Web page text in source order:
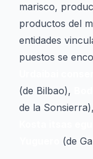
marisco,
productos del
entidades
puestos se
(de Bilbao),
de la Sonsierra),
(de